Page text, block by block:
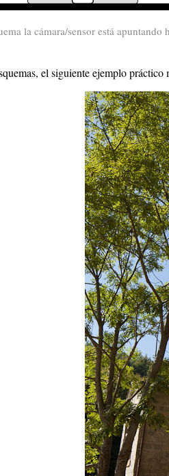
la cámara/sensor está
el siguiente ejemplo